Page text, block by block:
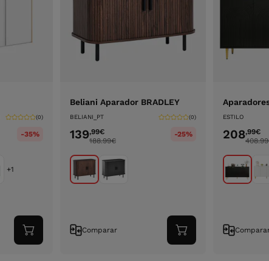
(0)
-35%
+1
Adicionar
ao
Beliani Aparador BRADLEY
BELIANI_PT (0)
139,99€
188.99€
-25%
Comparar
Adicionar
ao
ESTILO
208,99€
408.99